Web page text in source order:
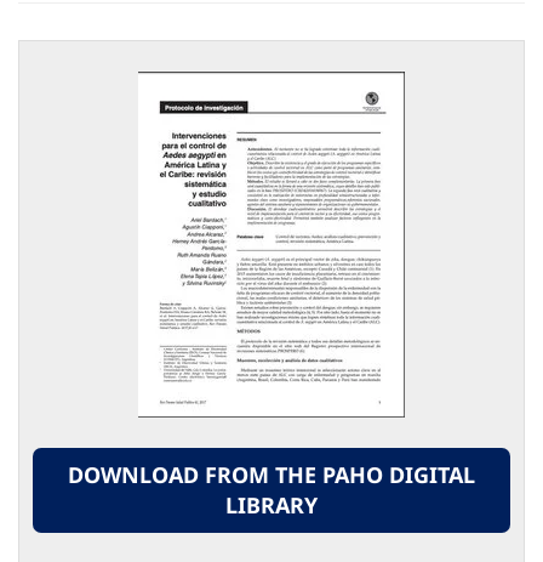
DOWNLOAD FROM THE PAHO DIGITAL
LIBRARY